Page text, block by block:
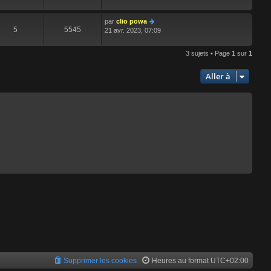
5 5545
par clio powa
21 avr. 2023, 07:09
3 sujets • Page 1 sur 1
Aller à
Heures au format UTC+02:00
Supprimer les cookies